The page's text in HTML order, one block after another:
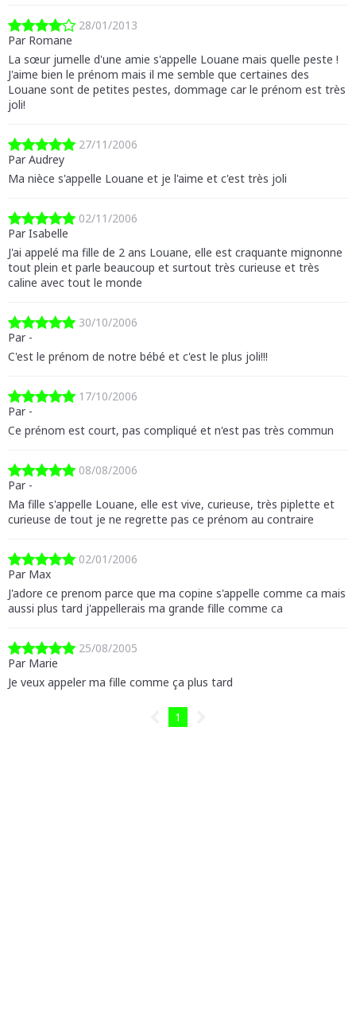
28/01/2013
Par Romane
La sœur jumelle d'une amie s'appelle Louane mais quelle peste !
J'aime bien le prénom mais il me semble que certaines des
Louane sont de petites pestes, dommage car le prénom est très
joli!
27/11/2006
Par Audrey
Ma nièce s'appelle Louane et je l'aime et c'est très joli
02/11/2006
Par Isabelle
J'ai appelé ma fille de 2 ans Louane, elle est craquante mignonne
tout plein et parle beaucoup et surtout très curieuse et très
caline avec tout le monde
30/10/2006
Par -
C'est le prénom de notre bébé et c'est le plus joli!!!
17/10/2006
Par -
Ce prénom est court, pas compliqué et n'est pas très commun
08/08/2006
Par -
Ma fille s'appelle Louane, elle est vive, curieuse, très piplette et
curieuse de tout je ne regrette pas ce prénom au contraire
02/01/2006
Par Max
J'adore ce prenom parce que ma copine s'appelle comme ca mais
aussi plus tard j'appellerais ma grande fille comme ca
25/08/2005
Par Marie
Je veux appeler ma fille comme ça plus tard
1